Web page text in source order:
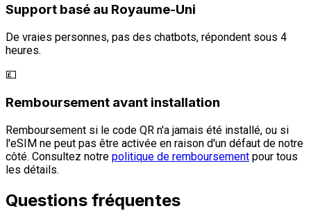
Support basé au Royaume-Uni
De vraies personnes, pas des chatbots, répondent sous 4
heures.
💷
Remboursement avant installation
Remboursement si le code QR n'a jamais été installé, ou si
l'eSIM ne peut pas être activée en raison d'un défaut de notre
côté. Consultez notre politique de remboursement pour tous
les détails.
Questions fréquentes